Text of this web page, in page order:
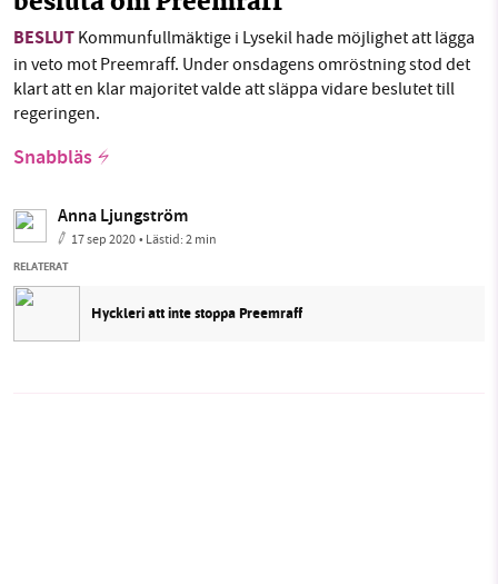
BESLUT Kommunfullmäktige i Lysekil hade möjlighet att lägga
in veto mot Preemraff. Under onsdagens omröstning stod det
klart att en klar majoritet valde att släppa vidare beslutet till
regeringen.
Snabbläs
Anna Ljungström
17 sep 2020• Lästid:2 min
RELATERAT
Hyckleri att inte stoppa Preemraff